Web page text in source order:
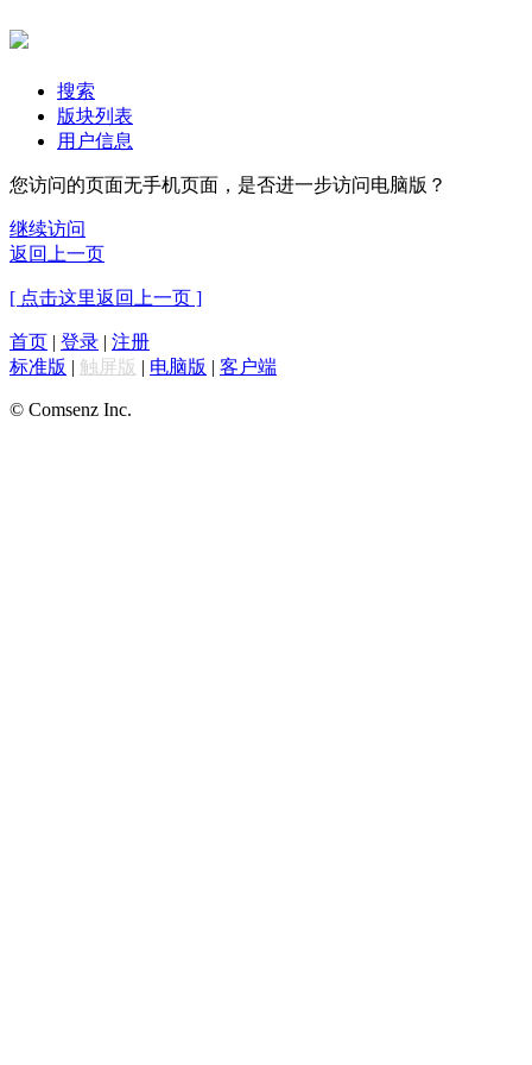
搜索
版块列表
用户信息
您访问的页面无手机页面，是否进一步访问电脑版？
继续访问
返回上一页
[ 点击这里返回上一页 ]
首页 | 登录 | 注册
标准版 | 触屏版 | 电脑版 | 客户端
© Comsenz Inc.